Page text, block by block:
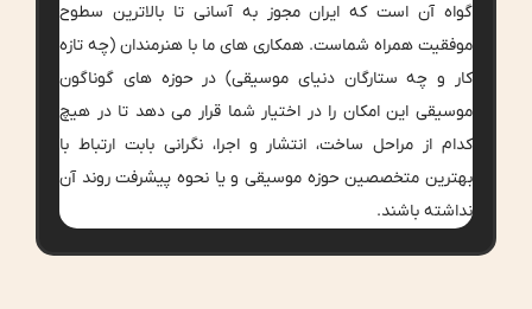
گواه آن است که ایران مجوز به آسانی تا بالاترین سطوح
موفقیت همراه شماست. همکاری های ما با هنرمندان (چه تازه
کار و چه ستارگان دنیای موسیقی) در حوزه های گوناگون
موسیقی این امکان را در اختیار شما قرار می دهد تا در هیچ
کدام از مراحل ساخت، انتشار و اجرا، نگرانی بابت ارتباط با
بهترین متخصصین حوزه موسیقی و یا نحوه پیشرفت روند آن
نداشته باشند.